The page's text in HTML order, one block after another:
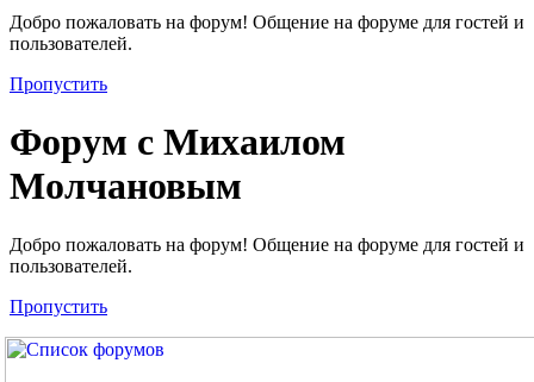
Добро пожаловать на форум! Общение на форуме для гостей и
пользователей.
Пропустить
Форум с Михаилом
Молчановым
Добро пожаловать на форум! Общение на форуме для гостей и
пользователей.
Пропустить